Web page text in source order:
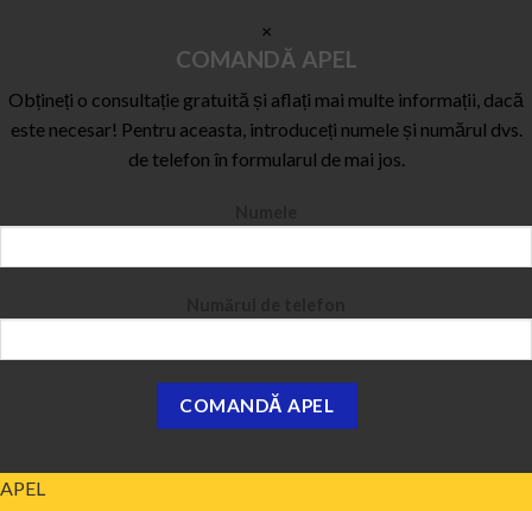
×
COMANDĂ APEL
Obțineți o consultație gratuită și aflați mai multe informații, dacă
este necesar! Pentru aceasta, introduceți numele și numărul dvs.
de telefon în formularul de mai jos.
APEL